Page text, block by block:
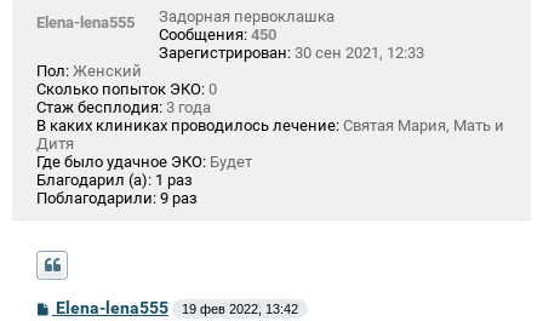
Elena-lena555
Задорная первоклашка
Сообщения: 450
Зарегистрирован: 30 сен 2021, 12:33
Пол: Женский
Сколько попыток ЭКО: 0
Стаж бесплодия: 3 года
В каких клиниках проводилось лечение: Святая Мария, Мать и
Дитя
Где было удачное ЭКО: Будет
Благодарил (а): 1 раз
Поблагодарили: 9 раз
СElena-lena555 19 фев 2022, 13:42